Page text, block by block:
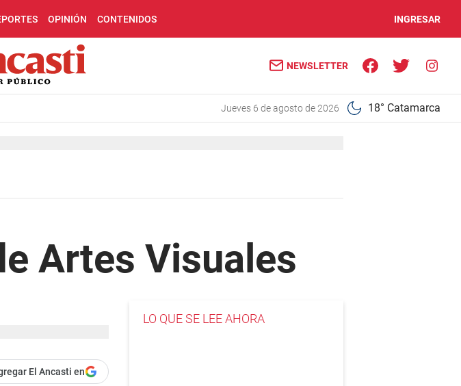
OPINIÓN CONTENIDOS INGRESAR
NEWSLETTER
jueves 6 de agosto de 2026 18° Catamarca
Artes Visuales
El Ancasti en
LO QUE SE LEE AHORA